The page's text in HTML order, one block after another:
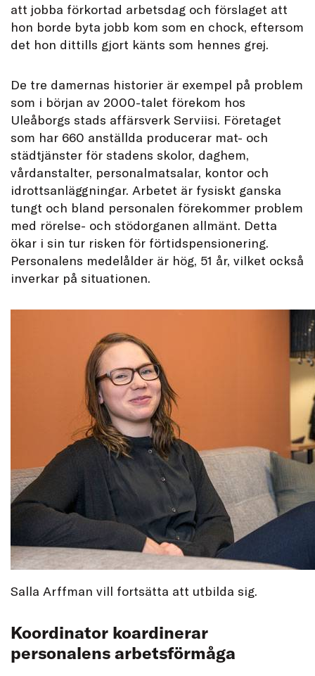
att jobba förkortad arbetsdag och förslaget att
hon borde byta jobb kom som en chock, eftersom
det hon dittills gjort känts som hennes grej.
De tre damernas historier är exempel på problem
som i början av 2000-talet förekom hos
Uleåborgs stads affärsverk Serviisi. Företaget
som har 660 anställda producerar mat- och
städtjänster för stadens skolor, daghem,
vårdanstalter, personalmatsalar, kontor och
idrottsanläggningar. Arbetet är fysiskt ganska
tungt och bland personalen förekommer problem
med rörelse- och stödorganen allmänt. Detta
ökar i sin tur risken för förtidspensionering.
Personalens medelålder är hög, 51 år, vilket också
inverkar på situationen.
Salla Arffman vill fortsätta att utbilda sig.
Koordinator koardinerar
personalens arbetsförmåga